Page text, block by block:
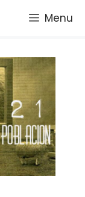
Menu